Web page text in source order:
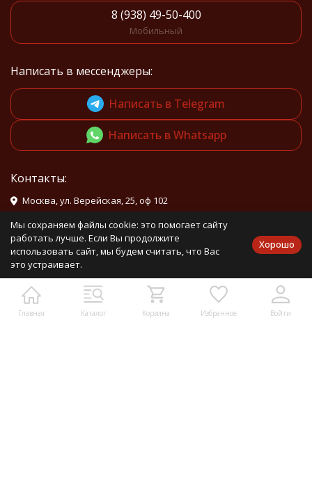
Главная Каталог Корзина Избранное Войти
8 (938) 49-50-400
Мобильный
Написать в мессенджеры:
Написать в Telegram
Написать в Whatsapp
Контакты:
Москва, ул. Верейская, 25, оф 102
info@mirdetali.ru
Мы в социальных сетях:
Мы сохраняем файлы cookie: это помогает сайту
работать лучше. Если Вы продолжите
использовать сайт, мы будем считать, что Вас
это устраивает.
Хорошо